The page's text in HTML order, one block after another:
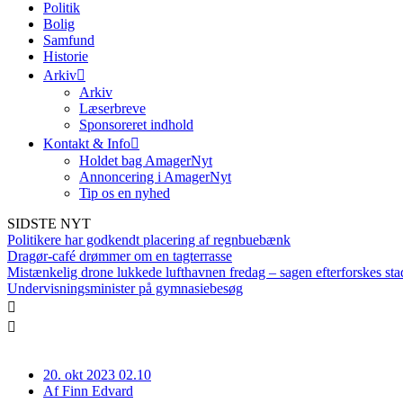
Politik
Bolig
Samfund
Historie
Arkiv
Arkiv
Læserbreve
Sponsoreret indhold
Kontakt & Info
Holdet bag AmagerNyt
Annoncering i AmagerNyt
Tip os en nyhed
SIDSTE NYT
Politikere har godkendt placering af regnbuebænk
Dragør-café drømmer om en tagterrasse
Mistænkelig drone lukkede lufthavnen fredag – sagen efterforskes
Undervisningsminister på gymnasiebesøg
20. okt 2023 02.10
AfFinn Edvard